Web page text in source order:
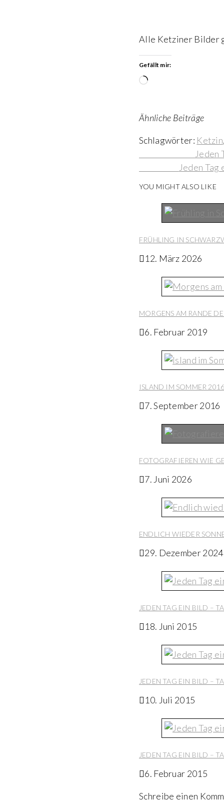
Alle Ketziner Bilder
Gefällt mir:
Wird
Ähnliche Beiträge
Schlagwörter: Ketzin
Reading
Jeden
Jeden Tag
YOU MIGHT ALSO LIKE
FRÜHLING IN
12. März 2026
MORGENS AM RANDE
6. Februar 2019
ISLAND IM SOMMER
7. September 2016
FOTOGRAFIEREN WIE
7. Juni 2026
ENDLICH WIEDER
29. Dezember 2024
JEDEN TAG EIN BILD –
18. Juni 2015
JEDEN TAG EIN BILD –
10. Juli 2015
JEDEN TAG EIN BILD –
6. Februar 2015
Schreibe einen